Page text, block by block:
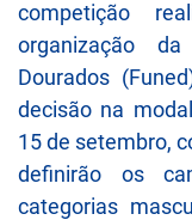
competição
organização
Dourados
decisão na
15 de setembro,
definirão os
categorias